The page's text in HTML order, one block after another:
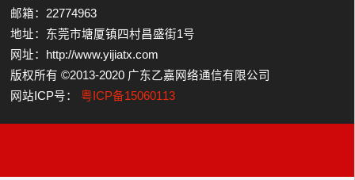
邮箱：22774963
地址：东莞市塘厦镇四村昌盛街1号
网址：http://www.yijiatx.com
版权所有 ©2013-2020 广东乙嘉网络通信有限公司
网站ICP号：
粤ICP备15060113